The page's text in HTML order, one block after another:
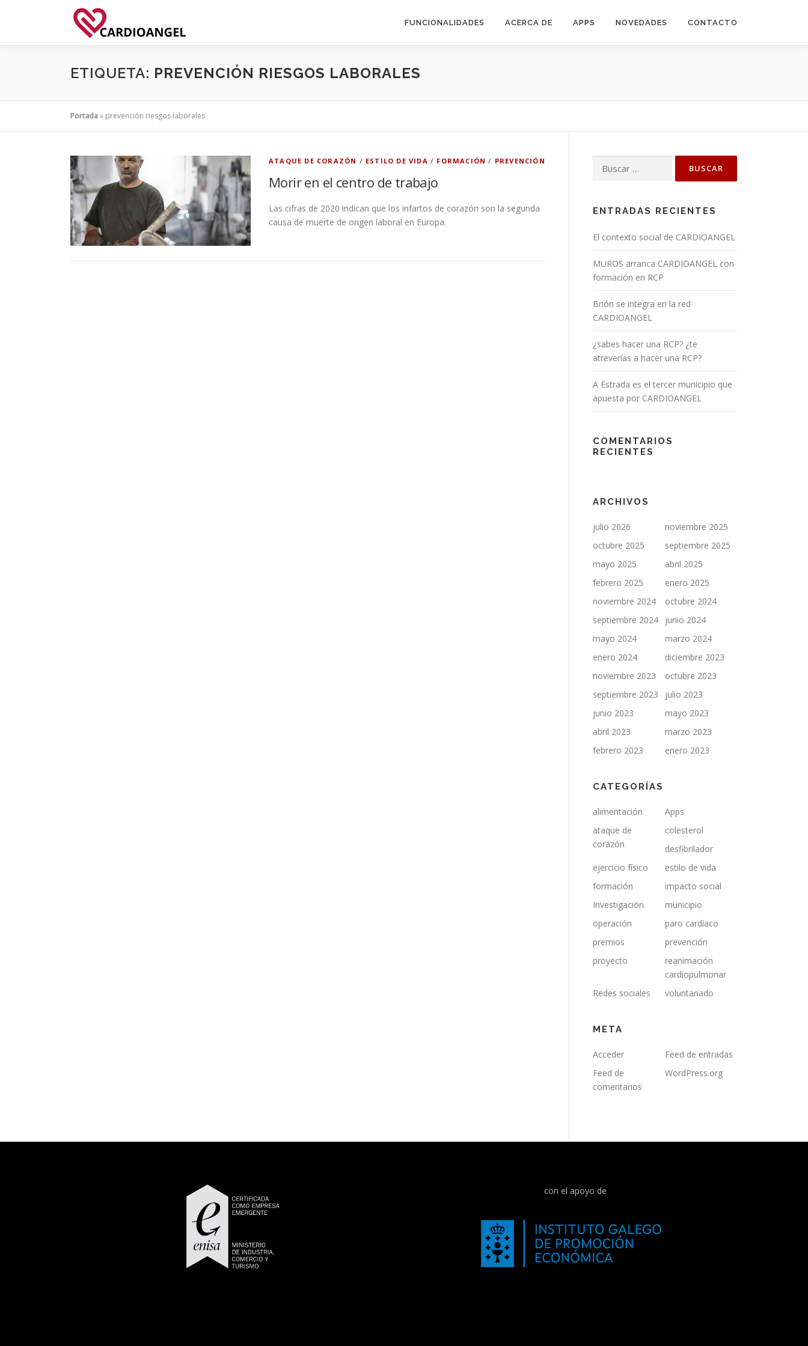
FUNCIONALIDADES ACERCA DE APPS NOVEDADES CONTACTO
ETIQUETA: PREVENCIÓN RIESGOS LABORALES
Portada » prevención riesgos laborales
ATAQUE DE CORAZÓN / ESTILO DE VIDA / FORMACIÓN / PREVENCIÓN
Morir en el centro de trabajo
Las cifras de 2020 indican que los infartos de corazón son la segunda
causa de muerte de origen laboral en Europa.
ENTRADAS RECIENTES
El contexto social de CARDIOANGEL
MUROS arranca CARDIOANGEL con
formación en RCP
Brión se integra en la red
CARDIOANGEL
¿sabes hacer una RCP? ¿te
atreverías a hacer una RCP?
A Estrada es el tercer municipio que
apuesta por CARDIOANGEL
COMENTARIOS
RECIENTES
ARCHIVOS
julio 2026
noviembre 2025
octubre 2025
septiembre 2025
mayo 2025
abril 2025
febrero 2025
enero 2025
noviembre 2024
octubre 2024
septiembre 2024
junio 2024
mayo 2024
marzo 2024
enero 2024
diciembre 2023
noviembre 2023
octubre 2023
septiembre 2023
julio 2023
junio 2023
mayo 2023
abril 2023
marzo 2023
febrero 2023
enero 2023
CATEGORÍAS
alimentación
Apps
ataque de
corazón
colesterol
desfibrilador
ejercicio físico
estilo de vida
formación
impacto social
Investigación
municipio
operación
paro cardíaco
premios
prevención
proyecto
reanimación
cardiopulmonar
Redes sociales
voluntariado
META
Acceder
Feed de entradas
Feed de
comentarios
WordPress.org
con el apoyo de